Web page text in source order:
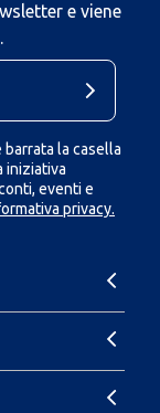
e viene
la casella
iniziativa
eventi e
privacy.